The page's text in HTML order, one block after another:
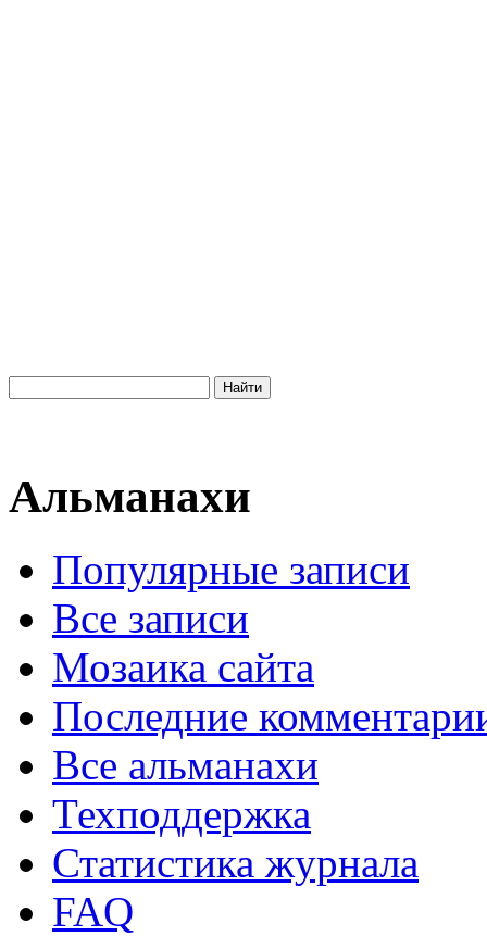
Альманахи
Популярные записи
Все записи
Мозаика сайта
Последние
Все альманахи
Техподдержка
Статистика журнала
FAQ